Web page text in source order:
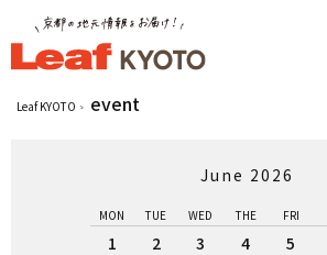
Leaf KYOTO event
June 2026
MON TUE WED THE FRI
1 2 3 4 5